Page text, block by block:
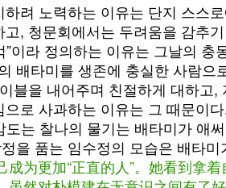
려 노력하는 이유는 단지 스스
, 청문회에서는 두려움을 감추
라 정의하는 이유는 그날의
배타미를 생존에 충실한 사람
을 내어주며 친절하게 대하고
로 사과하는 이유는 그 때문이
는 찰나의 물기는 배타미가 애
을 품는 임수정의 모습은 배타
为更加“正直的人”。她看到拿